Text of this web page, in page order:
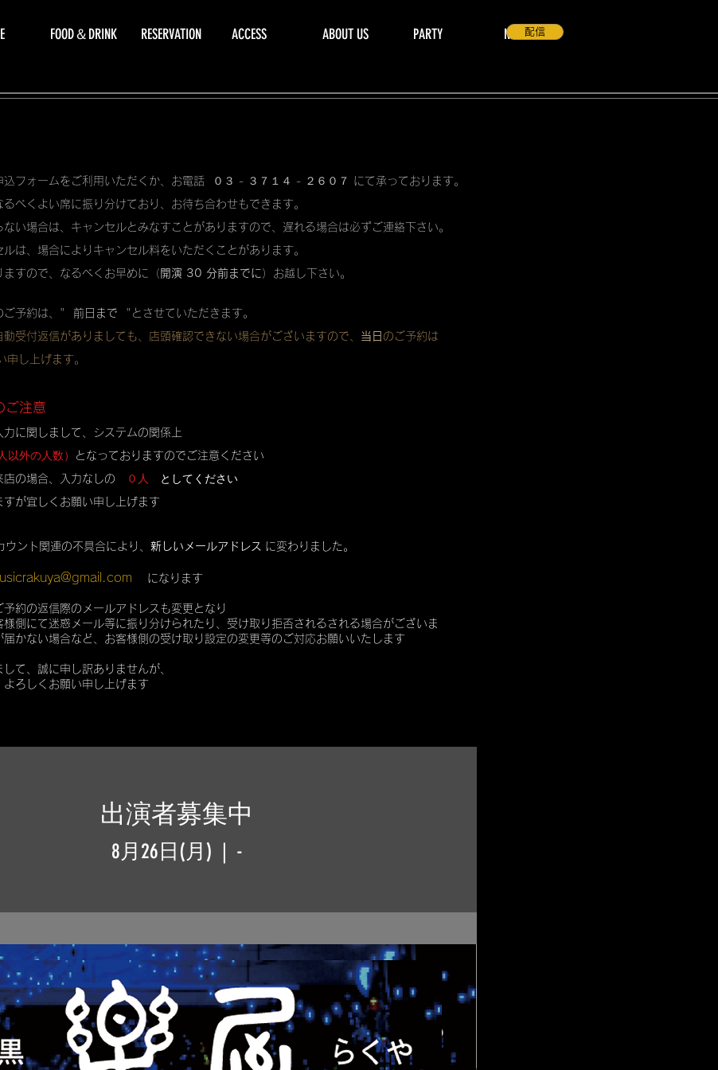
FOOD＆DRINK RESERVATION ACCESS ABOUT US PARTY NEWS配信
込フォームをご利用いただくか、お電話 ０３ - ３７１４ - ２６０７ にて承っております。
べくよい席に振り分けており、お待ち合わせもできます。
い場合は、キャンセルとみなすことがありますので、遅れる場合は必ずご連絡下さい。
は、場合によりキャンセル料をいただくことがあります。
すので、なるべくお早めに（ 開演 30 分前までに）お越し下さい。
ご予約は、" 前日まで "とさせていただきます。
受付返信がありましても、店頭確認できない場合がございますので、 当日 のご予約は
申し上げます。
ご注意
に関しまして、システムの関係上
以外の人数） となっておりますのでご注意ください
店の場合、入力なしの ０人 としてください
すが宜しくお願い申し上げます
ント関連の不具合により、 新しいメールアドレス に変わりました。
になります
約の返信際のメールアドレスも変更となり
様側にて迷惑メール等に振り分けられたり、受け取り拒否されるされる場合がございま
届かない場合など、お客様側の受け取り設定の変更等のご対応お願いいたします
て、誠に申し訳ありませんが、
よろしくお願い申し上げます
出演者募集中
8月26日(月)
  |
-